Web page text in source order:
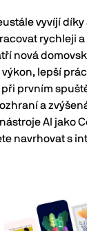
vyvíjí
rychleji
nová
lepší
prvním
a
AI jako
navrhovat s